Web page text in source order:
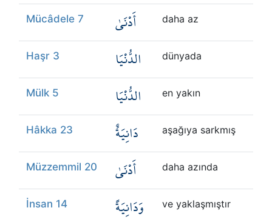
Mücâdele 7 أَدْنَىٰ daha az
Haşr 3 الدُّنْيَا dünyada
Mülk 5 الدُّنْيَا en yakın
Hâkka 23 دَانِيَةٌ aşağıya sarkmış
Müzzemmil 20 أَدْنَىٰ daha azında
İnsan 14 وَدَانِيَةً ve yaklaşmıştır